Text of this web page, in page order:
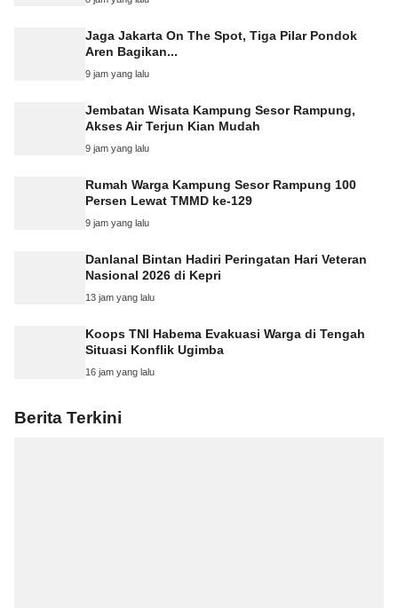
Jaga Jakarta On The Spot, Tiga Pilar Pondok
Aren Bagikan...
9 jam yang lalu
Jembatan Wisata Kampung Sesor Rampung,
Akses Air Terjun Kian Mudah
9 jam yang lalu
Rumah Warga Kampung Sesor Rampung 100
Persen Lewat TMMD ke-129
9 jam yang lalu
Danlanal Bintan Hadiri Peringatan Hari Veteran
Nasional 2026 di Kepri
13 jam yang lalu
Koops TNI Habema Evakuasi Warga di Tengah
Situasi Konflik Ugimba
16 jam yang lalu
Berita Terkini